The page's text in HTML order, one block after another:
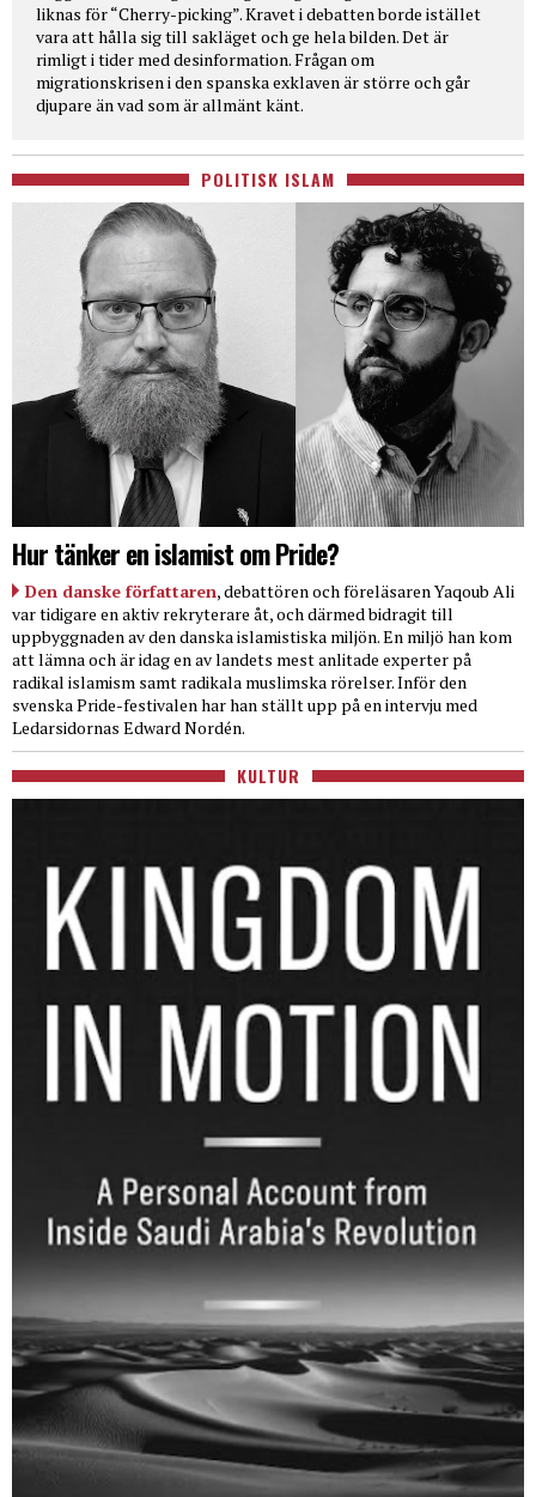
liknas för “Cherry-picking”. Kravet i debatten borde istället
vara att hålla sig till sakläget och ge hela bilden. Det är
rimligt i tider med desinformation. Frågan om
migrationskrisen i den spanska exklaven är större och går
djupare än vad som är allmänt känt.
POLITISK ISLAM
Hur tänker en islamist om Pride?
Den danske författaren, debattören och föreläsaren Yaqoub Ali
var tidigare en aktiv rekryterare åt, och därmed bidragit till
uppbyggnaden av den danska islamistiska miljön. En miljö han kom
att lämna och är idag en av landets mest anlitade experter på
radikal islamism samt radikala muslimska rörelser. Inför den
svenska Pride-festivalen har han ställt upp på en intervju med
Ledarsidornas Edward Nordén.
KULTUR